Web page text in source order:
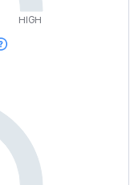
HIGH